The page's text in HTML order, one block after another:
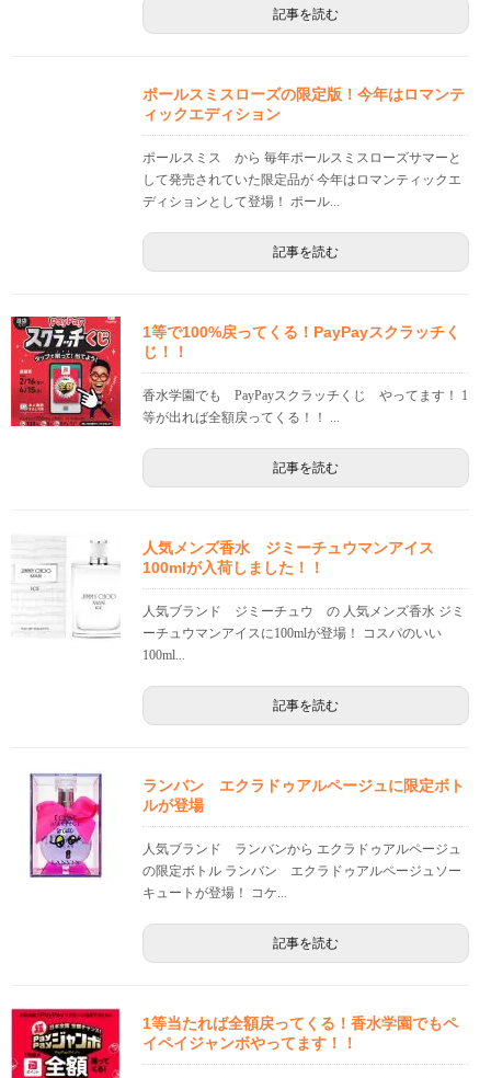
記事を読む
ポールスミスローズの限定版！今年はロマンテ
ィックエディション
ポールスミス から 毎年ポールスミスローズサマーと
して発売されていた限定品が 今年はロマンティックエ
ディションとして登場！ ポール...
記事を読む
1等で100%戻ってくる！PayPayスクラッチく
じ！！
香水学園でも PayPayスクラッチくじ やってます！ 1
等が出れば全額戻ってくる！！ ...
記事を読む
人気メンズ香水 ジミーチュウマンアイス
100mlが入荷しました！！
人気ブランド ジミーチュウ の 人気メンズ香水 ジミ
ーチュウマンアイスに100mlが登場！ コスパのいい
100ml...
記事を読む
ランバン エクラドゥアルページュに限定ボト
ルが登場
人気ブランド ランバンから エクラドゥアルページュ
の限定ボトル ランバン エクラドゥアルページュソー
キュートが登場！ コケ...
記事を読む
1等当たれば全額戻ってくる！香水学園でもペ
イペイジャンボやってます！！